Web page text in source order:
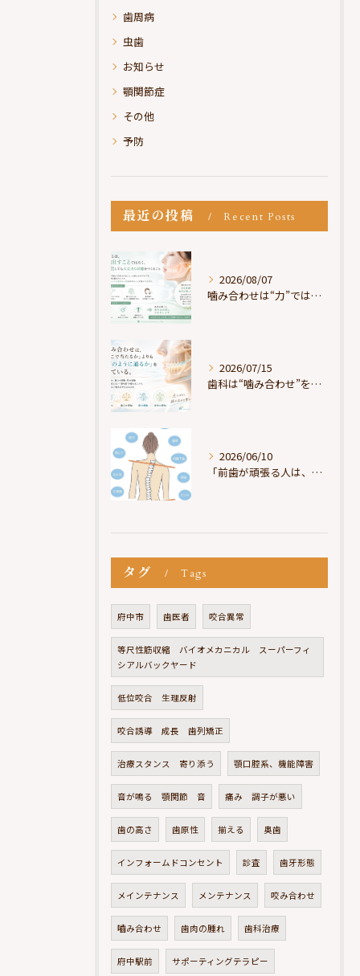
歯周病
虫歯
お知らせ
顎関節症
その他
予防
最近の投稿 Recent Posts
2026/08/07
噛み合わせは“力”ではなく“許可”である
2026/07/15
歯科は“噛み合わせ”を見ているが、身体は“通り道”を見ている
2026/06/10
「前歯が頑張る人は、だいたい疲れている」
タグ Tags
府中市 歯医者 咬合異常
等尺性筋収縮 バイオメカニカル スーパーフィ
シアルバックヤード
低位咬合 生理反射
咬合誘導 成長 歯列矯正
治療スタンス 寄り添う 顎口腔系、機能障害
音が鳴る 顎関節 音 痛み 調子が悪い
歯の高さ 歯原性 揃える 奥歯
インフォームドコンセント 診査 歯牙形態
メインテナンス メンテナンス 咬み合わせ
嚙み合わせ 歯肉の腫れ 歯科治療
府中駅前 サポーティングテラピー